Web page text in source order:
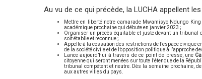
Au vu de ce qui précède, la LUCHA appellent
Mettre en liberté notre camarade Mwamisyo Ndungo
académique prochaine qui débute en janvier 2023 ;
Organiser un procès équitable et juste devant un tribunal
soit établie et reconnue ;
Appelle à la cessation des restrictions de l’espace
de la société civile et de l’opposition politique à l’approche
Lance aujourd’hui à travers de ce point de presse, une
citoyenne qui seront menées sur toute l’étendue de la
tribunal compétent et neutre. Dès la semaine prochaine,
aux autres villes du pays.